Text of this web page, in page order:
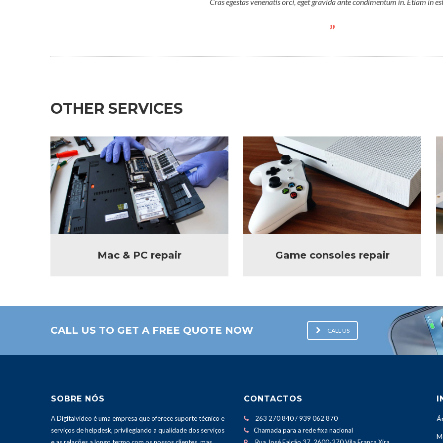
OTHER SERVICES
Mac & PC repair Game consoles repair
CALL US TO GET A FREE QUOTE NOW CALL US
SOBRE NÓS
A Digitalvideo é uma empresa que oferece suporte técnico e
serviços de helpdesk, privilegiando a qualidade dos serviços
CONTACTOS
263 270 840 / 939 062 870
Chamada para a rede fixa nacional